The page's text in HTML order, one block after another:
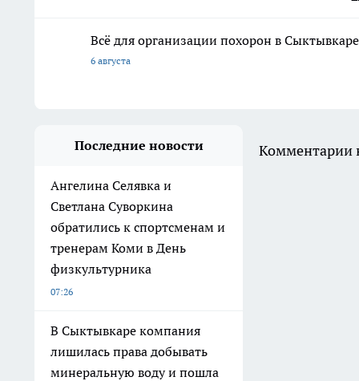
Всё для организации похорон в
6 августа
Последние новости
Ангелина Селявка и
Светлана Суворкина
обратились к спортсменам и
тренерам Коми в День
физкультурника
07:26
В Сыктывкаре компания
лишилась права добывать
минеральную воду и пошла
Комментарии